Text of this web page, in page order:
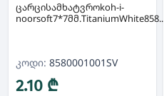
ცარცისამხატვროkoh-i-
noorsoft7*7მმ.TitaniumWhite858...
კოდი: 8580001001SV
2.10 ₾